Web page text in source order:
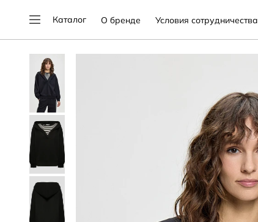
Каталог О бренде Условия сотрудничества